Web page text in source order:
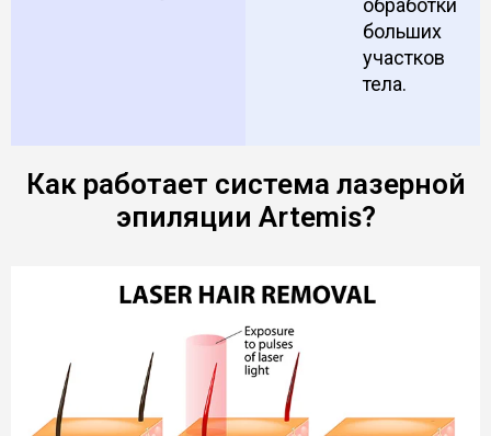
обработки
больших
участков
тела.
Как работает система лазерной
эпиляции Artemis?